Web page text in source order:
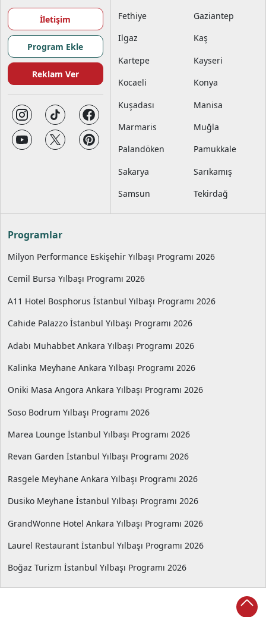
İletişim
Program Ekle
Reklam Ver
Fethiye
Gaziantep
Ilgaz
Kaş
Kartepe
Kayseri
Kocaeli
Konya
Kuşadası
Manisa
Marmaris
Muğla
Palandöken
Pamukkale
Sakarya
Sarıkamış
Samsun
Tekirdağ
Programlar
Milyon Performance Eskişehir Yılbaşı Programı 2026
Cemil Bursa Yılbaşı Programı 2026
A11 Hotel Bosphorus İstanbul Yılbaşı Programı 2026
Cahide Palazzo İstanbul Yılbaşı Programı 2026
Adabı Muhabbet Ankara Yılbaşı Programı 2026
Kalinka Meyhane Ankara Yılbaşı Programı 2026
Oniki Masa Angora Ankara Yılbaşı Programı 2026
Soso Bodrum Yılbaşı Programı 2026
Marea Lounge İstanbul Yılbaşı Programı 2026
Revan Garden İstanbul Yılbaşı Programı 2026
Rasgele Meyhane Ankara Yılbaşı Programı 2026
Dusiko Meyhane İstanbul Yılbaşı Programı 2026
GrandWonne Hotel Ankara Yılbaşı Programı 2026
Laurel Restaurant İstanbul Yılbaşı Programı 2026
Boğaz Turizm İstanbul Yılbaşı Programı 2026